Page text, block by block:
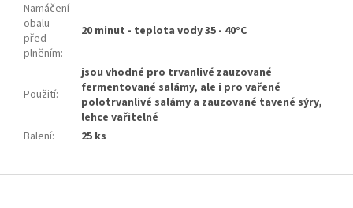
Namáčení
obalu
před
plněním:
20 minut - teplota vody 35 - 40°C
Použití:
jsou vhodné pro trvanlivé zauzované
fermentované salámy, ale i pro vařené
polotrvanlivé salámy a zauzované tavené sýry,
lehce vařitelné
Balení: 25 ks